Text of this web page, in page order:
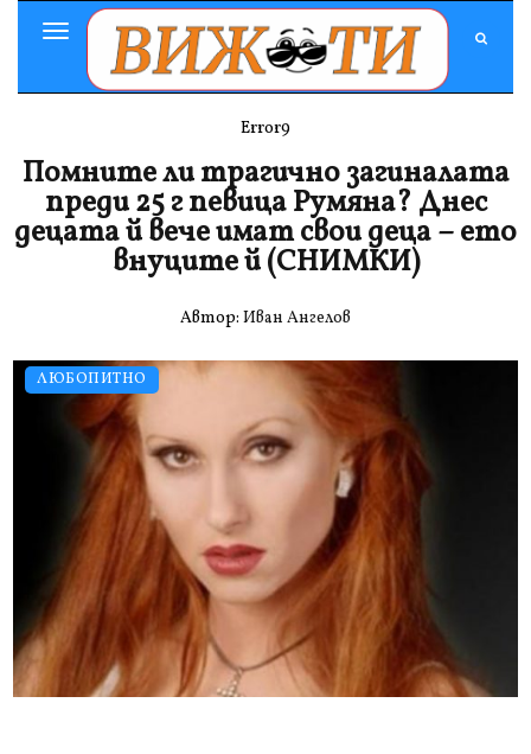
Toggle
Navigation
ЛЮБОПИТНО
Error9
Помните ли трагично загиналата
преди 25 г певица Румяна? Днес
децата й вече имат свои деца – ето
внуците й (СНИМКИ)
Автор: Иван Ангелов